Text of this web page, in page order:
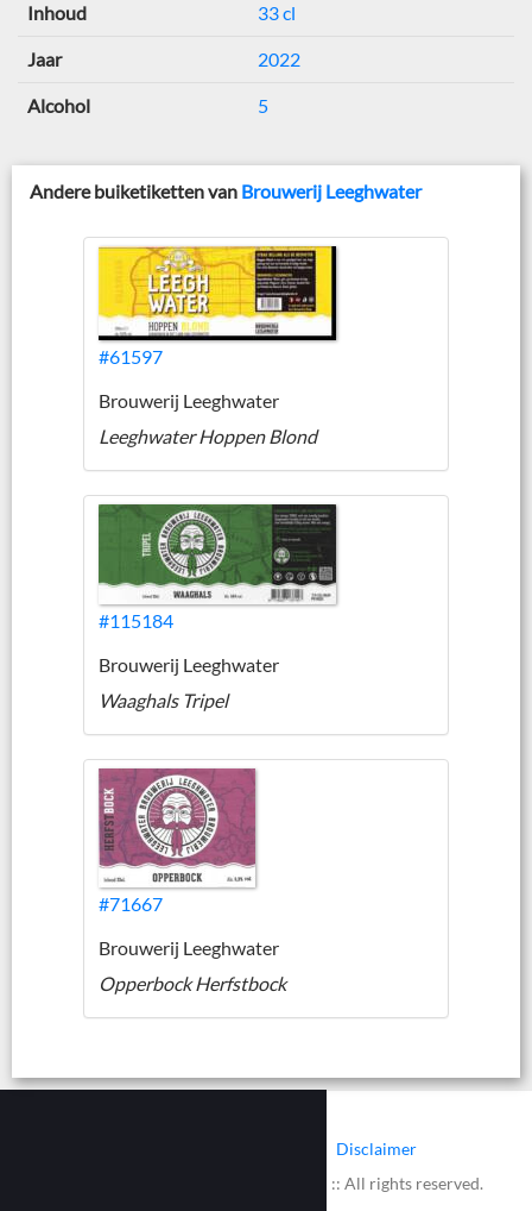
Inhoud 33 cl
Jaar 2022
Alcohol 5
Andere buiketiketten van Brouwerij Leeghwater
#61597
Brouwerij Leeghwater
Leeghwater Hoppen Blond
#115184
Brouwerij Leeghwater
Waaghals Tripel
#71667
Brouwerij Leeghwater
Opperbock Herfstbock
Disclaimer
© 2002 - 2026 :: www.bieretiketten.nl :: All rights reserved.